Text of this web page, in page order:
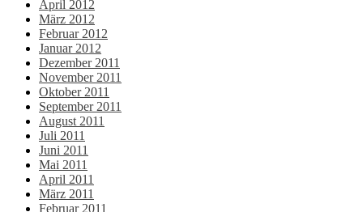
April 2012
März 2012
Februar 2012
Januar 2012
Dezember 2011
November 2011
Oktober 2011
September 2011
August 2011
Juli 2011
Juni 2011
Mai 2011
April 2011
März 2011
Februar 2011